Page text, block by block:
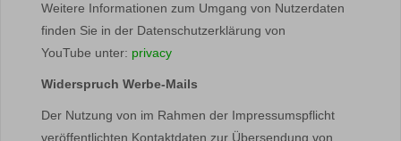
Weitere Informationen zum Umgang von Nutzerdaten
finden Sie in der Datenschutzerklärung von
YouTube unter: privacy
Widerspruch Werbe-Mails
Der Nutzung von im Rahmen der Impressumspflicht
veröffentlichten Kontaktdaten zur Übersendung von